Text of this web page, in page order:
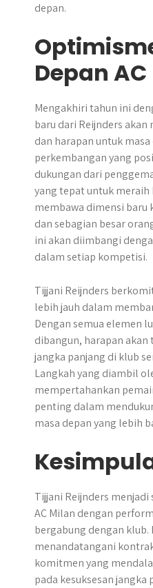
depan.
Depan
Mengakhiri tahun ini
baru dari Reijnders
dan harapan untuk masa
perkembangan yang
dukungan dari
yang tepat untuk meraih
membawa dimensi
dan sebagian besar
ini akan diimbangi
dalam setiap kompetisi.
Tijjani Reijnders
lebih jauh dalam
Dengan semua elemen
dibangun, harapan akan
jangka panjang di klub
Langkah yang diambil
mempertahankan
penting dalam
masa depan yang lebih
Tijjani Reijnders
AC Milan dengan
bergabung dengan
menandatangani
komitmen yang
pada kesuksesan jangka